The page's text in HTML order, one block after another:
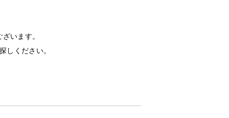
います。
しください。